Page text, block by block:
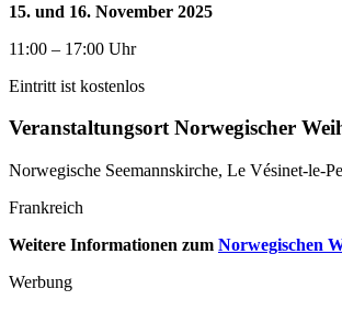
15. und 16. November 2025
11:00 – 17:00 Uhr
Eintritt ist kostenlos
Veranstaltungsort Norwegischer
Norwegische Seemannskirche, Le Vésinet-le-
Frankreich
Weitere Informationen zum Norwegischen
Werbung